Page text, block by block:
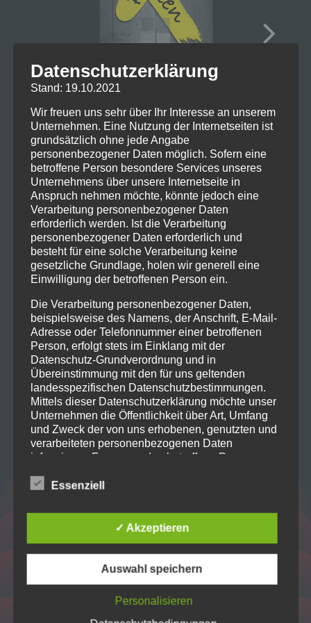
Home
Projekte
Verein
Dramatischer Verein Biberach
Datenschutzerklärung
Stand: 19.10.2021
Wir freuen uns sehr über Ihr Interesse an unserem
Unternehmen. Eine Nutzung der Internetseiten ist
grundsätzlich ohne jede Angabe
personenbezogener Daten möglich. Sofern eine
betroffene Person besondere Services unseres
Unternehmens über unsere Internetseite in
Anspruch nehmen möchte, könnte jedoch eine
Verarbeitung personenbezogener Daten
erforderlich werden. Ist die Verarbeitung
personenbezogener Daten erforderlich und
besteht für eine solche Verarbeitung keine
gesetzliche Grundlage, holen wir generell eine
Einwilligung der betroffenen Person ein.
Die Verarbeitung personenbezogener Daten,
beispielsweise des Namens, der Anschrift, E-Mail-
Adresse oder Telefonnummer einer betroffenen
Person, erfolgt stets im Einklang mit der
Datenschutz-Grundverordnung und in
Übereinstimmung mit den für uns geltenden
landesspezifischen Datenschutzbestimmungen.
Mittels dieser Datenschutzerklärung möchte unser
Unternehmen die Öffentlichkeit über Art, Umfang
und Zweck der von uns erhobenen, genutzten und
verarbeiteten personenbezogenen Daten
informieren. Ferner werden betroffene Personen
zustehenden Rechte aufgeklärt.
zahlreiche technische und organisatorische
Maßnahmen umgesetzt, um einen möglichst
lückenlosen Schutz der über diese Internetseite
verarbeiteten personenbezogenen Daten
sicherzustellen. Dennoch können Internetbasierte
Sicherheitslücken aufweisen, sodass ein absoluter
Essenziell
✓ Akzeptieren
Auswahl speichern
Personalisieren